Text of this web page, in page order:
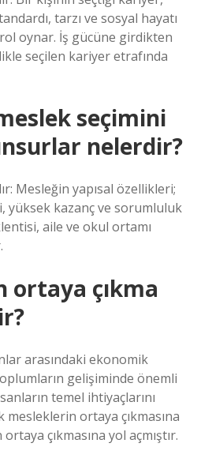
tarzı ve sosyal hayatı
oynar. İş gücüne girdikten
seçilen kariyer etrafında
seçimini
nelerdir?
Mesleğin yapısal özellikleri;
yüksek kazanç ve sorumluluk
aile ve okul ortamı
ortaya çıkma
arasındaki ekonomik
gelişiminde önemli
temel ihtiyaçlarını
mesleklerin ortaya çıkmasına
çıkmasına yol açmıştır.